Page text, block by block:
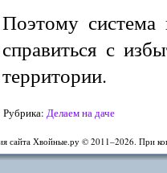
Поэтому система
справиться с
территории.
Рубрика: Делаем на даче
сайта Хвойные.ру © 2011–2026. При